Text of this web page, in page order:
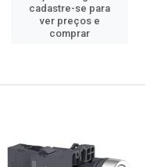
cadastre-se para
ver preços e
comprar